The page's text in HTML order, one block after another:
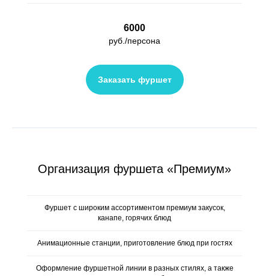
6000
руб./персона
Заказать фуршет
Организация фуршета «Премиум»
Фуршет с широким ассортиментом премиум закусок,
канапе, горячих блюд
Анимационные станции, приготовление блюд при гостях
Оформление фуршетной линии в разных стилях, а также